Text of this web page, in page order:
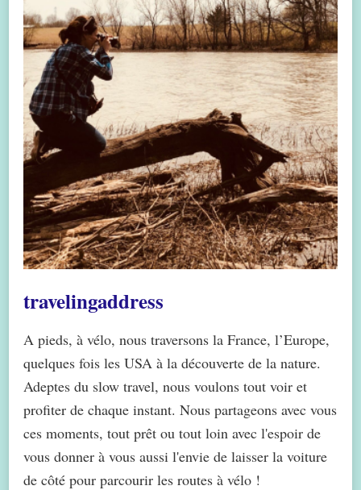
travelingaddress
A pieds, à vélo, nous traversons la France, l’Europe,
quelques fois les USA à la découverte de la nature.
Adeptes du slow travel, nous voulons tout voir et
profiter de chaque instant. Nous partageons avec vous
ces moments, tout prêt ou tout loin avec l'espoir de
vous donner à vous aussi l'envie de laisser la voiture
de côté pour parcourir les routes à vélo !